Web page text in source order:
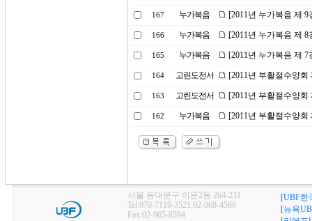
167 누가복음 [2011년 누가복음 제
166 누가복음 [2011년 누가복음 제
165 누가복음 [2011년 누가복음 제
164 고린도전서 [2011년 부활절수양
163 고린도전서 [2011년 부활절수양
162 누가복음 [2011년 부활절수양
서울 동대문구 이문2동 264-231
Tel:070-7119-3521,02-968-4586
Fax:02-965-8594
[UBF한
[뉴욕